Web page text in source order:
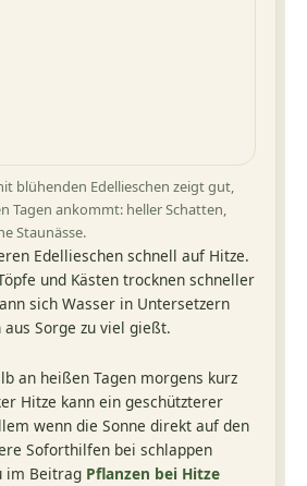
blühenden Edellieschen zeigt gut,
Tagen ankommt: heller Schatten,
Staunässe.
Edellieschen schnell auf Hitze.
und Kästen trocknen schneller
sich Wasser in Untersetzern
Sorge zu viel gießt.
an heißen Tagen morgens kurz
Hitze kann ein geschützterer
wenn die Sonne direkt auf den
Soforthilfen bei schlappen
im Beitrag Pflanzen bei Hitze